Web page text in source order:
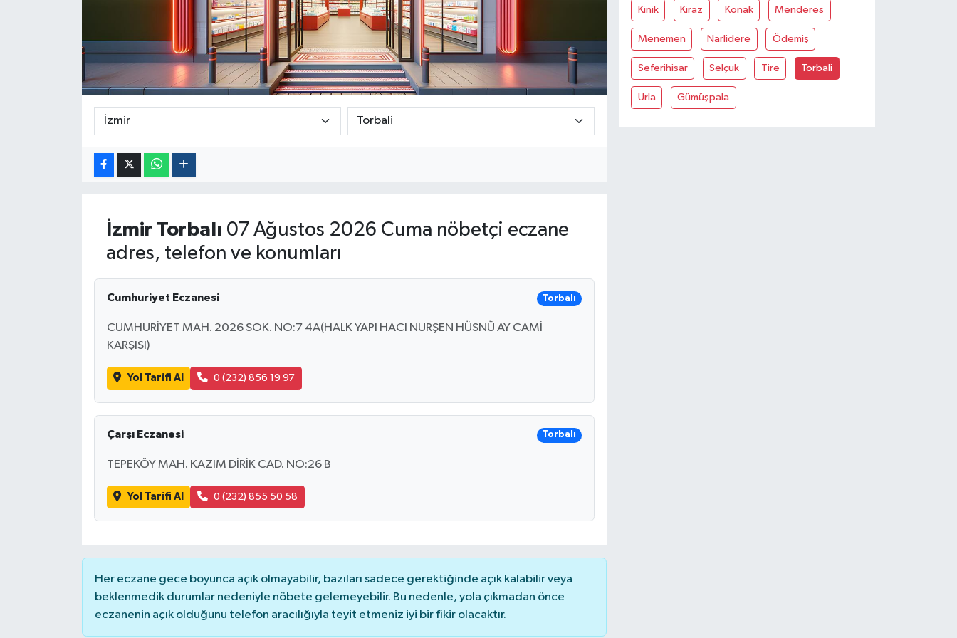
İzmir Torbalı 07 Ağustos 2026 Cuma nöbetçi eczane
adres, telefon ve konumları
Cumhuriyet Eczanesi Torbalı
CUMHURİYET MAH. 2026 SOK. NO:7 4A(HALK YAPI HACI NURŞEN HÜSNÜ AY CAMİ
KARŞISI)
Yol Tarifi Al 0 (232) 856 19 97
Çarşı Eczanesi Torbalı
TEPEKÖY MAH. KAZIM DİRİK CAD. NO:26 B
Yol Tarifi Al 0 (232) 855 50 58
Her eczane gece boyunca açık olmayabilir, bazıları sadece gerektiğinde açık kalabilir veya
beklenmedik durumlar nedeniyle nöbete gelemeyebilir. Bu nedenle, yola çıkmadan önce
eczanenin açık olduğunu telefon aracılığıyla teyit etmeniz iyi bir fikir olacaktır.
Kinik Kiraz Konak Menderes
Menemen Narlidere Ödemiş
Seferihisar Selçuk Tire Torbali
Urla Gümüşpala